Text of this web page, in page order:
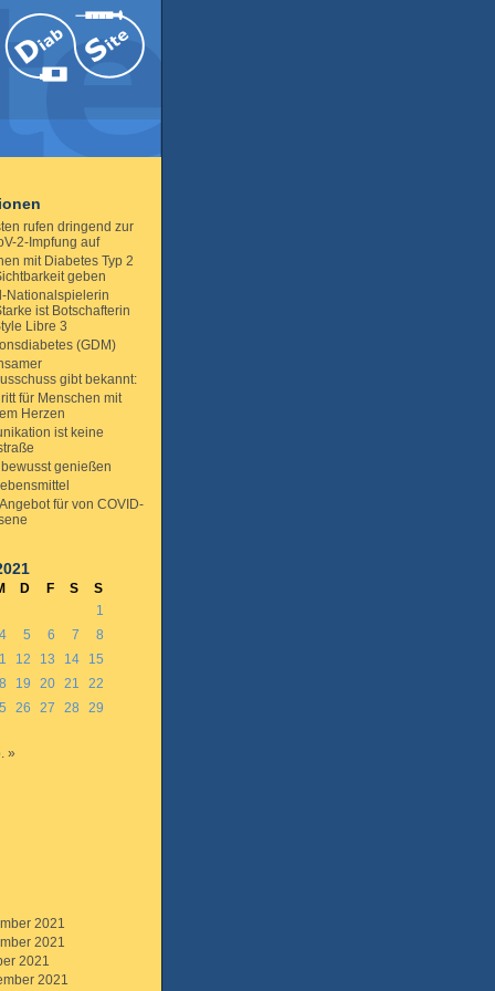
rufen dringend zur
2-Impfung auf
mit Diabetes Typ 2
geben
Nationalspielerin
ist Botschafterin
Libre 3
(GDM)
gibt bekannt:
für Menschen mit
Herzen
ist keine
genießen
für von COVID-
D F S
S
1
4 5 6 7
8
12 13 14
15
19 20 21
22
26 27 28
29
»
2021
2021
2021
2021